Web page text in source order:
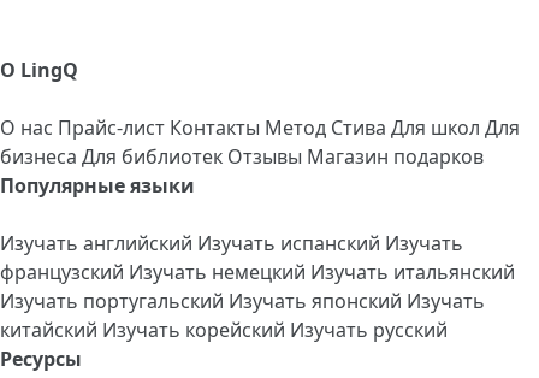
О LingQ
О нас Прайс-лист Контакты Метод Стива Для школ Для
бизнеса Для библиотек Отзывы Магазин подарков
Популярные языки
Изучать английский Изучать испанский Изучать
французский Изучать немецкий Изучать итальянский
Изучать португальский Изучать японский Изучать
китайский Изучать корейский Изучать русский
Ресурсы